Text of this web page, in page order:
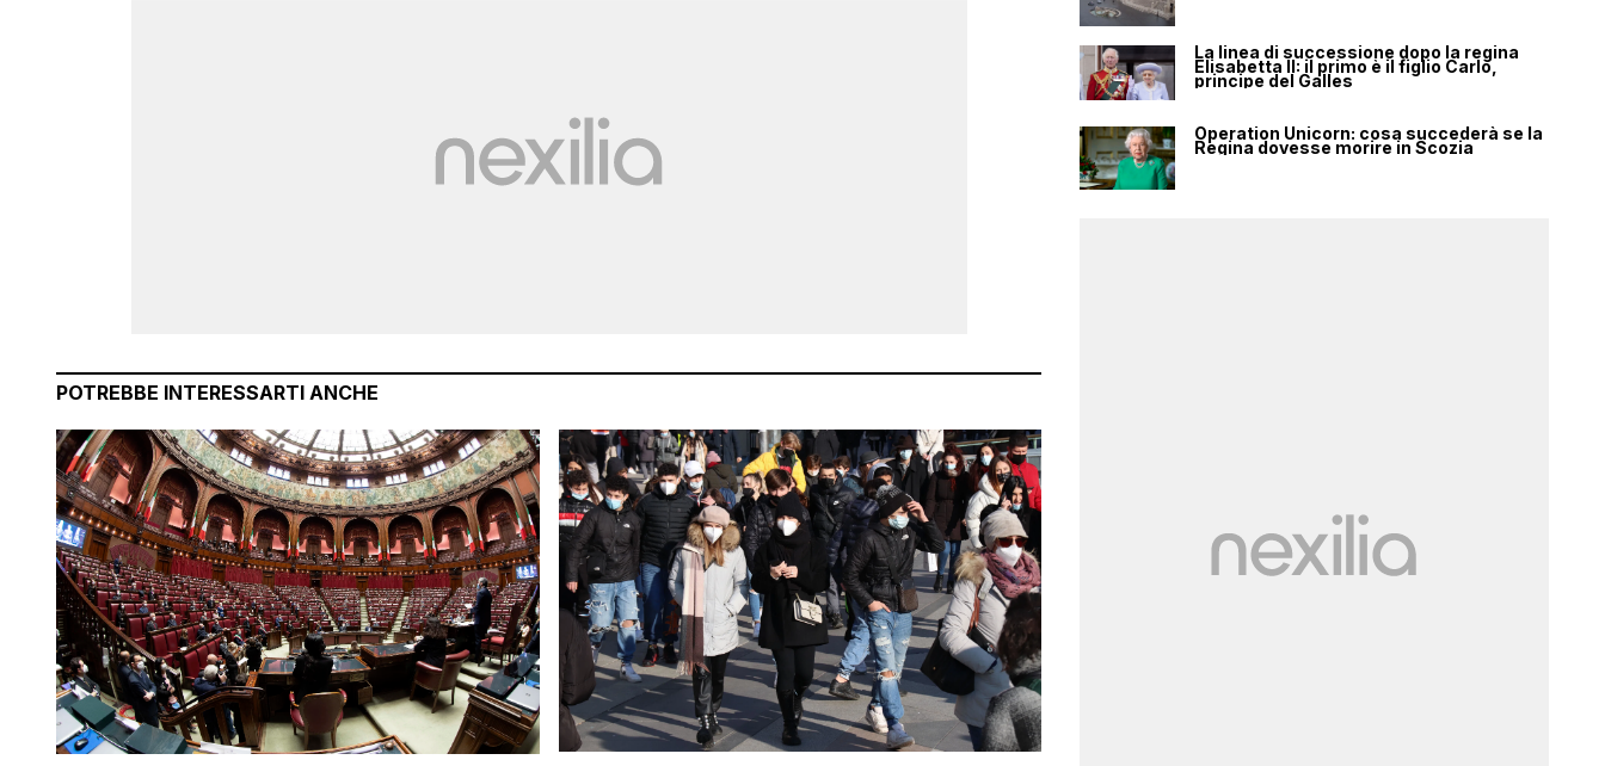
POTREBBE INTERESSARTI ANCHE
La linea di successione dopo la regina
Elisabetta II: il primo è il figlio Carlo,
principe del Galles
Operation Unicorn: cosa succederà se la
Regina dovesse morire in Scozia